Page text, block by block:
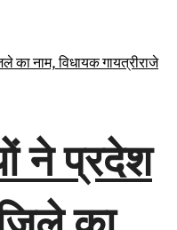
ने प्रदेश